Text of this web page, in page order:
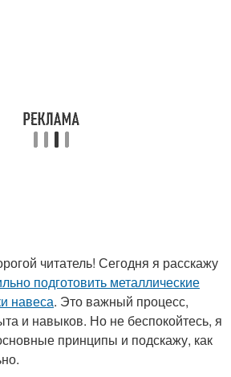
читатель! Сегодня я расскажу
подготовить металлические
навеса. Это важный процесс,
и навыков. Но не беспокойтесь, я
принципы и подскажу, как